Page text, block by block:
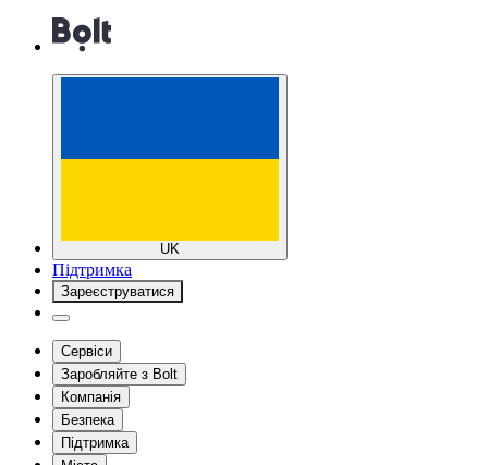
UK
Підтримка
Зареєструватися
Сервіси
Заробляйте з Bolt
Компанія
Безпека
Підтримка